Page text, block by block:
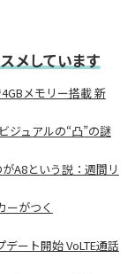
メしています
メモリー搭載 新
ジュアルの“凸”の謎
A8という説：週間リ
ーがつく
ート開始 VoLTE通話